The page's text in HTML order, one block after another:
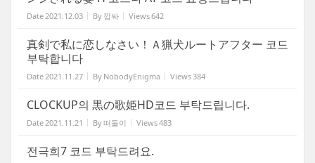
Date2021.12.03 By 깝싸 Views642
真剣で私に恋しなさい！Ａ猟犬ルートアフター 코드
부탁합니다
Date2021.11.27 By NobodyEnigma Views384
CLOCKUP의 黒の歌姫HD코드 부탁드립니다.
Date2021.11.21 By떠돌이 Views483
전극희7 코드 부탁드려요.